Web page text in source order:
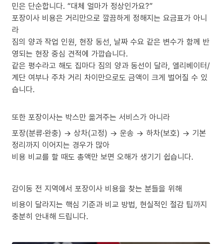
민은 단순합니다. “대체 얼마가 정상인가요?”
포장이사 비용은 거리만으로 깔끔하게 정해지는 요금표가 아니
라
짐의 양과 작업 인원, 현장 동선, 날짜 수요 같은 변수가 함께 반
영되는 현장 중심 견적에 가깝습니다.
같은 평수라고 해도 집마다 짐의 양과 동선이 달라, 엘리베이터/
계단 여부나 주차 거리 차이만으로도 금액이 크게 벌어질 수 있
습니다.
또한 포장이사는 박스만 옮겨주는 서비스가 아니라
포장(분류·완충) → 상차(고정) → 운송 → 하차(보호) → 기본
정리까지 이어지는 경우가 많아
비용 비교를 할 때도 총액만 보면 오해가 생기기 쉽습니다.
감이동 전 지역에서 포장이사 비용을 찾는 분들을 위해
비용이 달라지는 핵심 기준과 비교 방법, 현실적인 절감 팁까지
충분히 안내해 드립니다.